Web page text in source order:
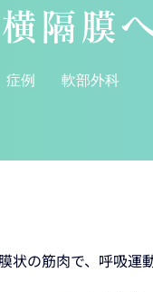
横隔膜
症例 軟部外科
の筋肉で、呼吸運